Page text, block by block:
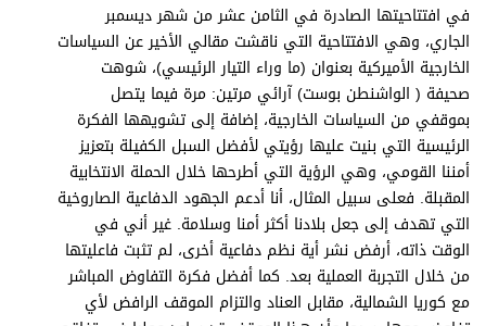
مواقيت الصلاة
الأحوال الجوية
في افتتاحيتها الصادرة في الثامن عشر من شهر ديسمبر
الجاري، وهي الافتتاحية التي ناقشت مقالي الأخير عن السياسات
الخارجية الأميركية بعنوان (ما وراء التيار الرئيسي)، شوهت
صحيفة ( الواشنطن بوست) آرائي مرتين: مرة فيما يتصل
بموقفي من السياسات الخارجية، إضافة إلى تشويهها الفكرة
الرئيسية التي بنيت عليها رؤيتي لأفضل السبل الكفيلة بتعزيز
أمننا القومي، وهي الرؤية التي أطرحها خلال الحملة الانتخابية
المقبلة. فعلى سبيل المثال، أنا أدعم الجهود الدفاعية الصاروخية
التي تهدف إلى جعل بلادنا أكثر أمنا وسلامة. غير أني في
الوقت ذاته، أرفض نشر أية نظم دفاعية أخرى، لم تثبت فاعليتها
من خلال التجربة العملية بعد. كما أفضل فكرة التفاوض المباشر
مع كوريا الشمالية، مقابل العناد والتزام الموقف الرافض لأي